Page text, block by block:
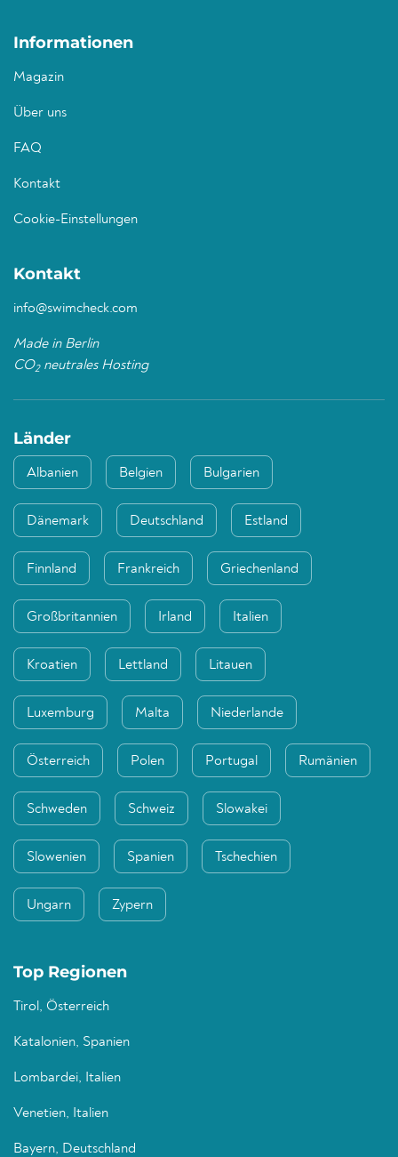
Informationen
Magazin
Über uns
FAQ
Kontakt
Cookie-Einstellungen
Kontakt
info@swimcheck.com
Made in Berlin
CO2neutrales Hosting
Länder
Albanien Belgien Bulgarien
Dänemark Deutschland Estland
Finnland Frankreich Griechenland
Großbritannien Irland Italien
Kroatien Lettland Litauen
Luxemburg Malta Niederlande
Österreich Polen Portugal Rumänien
Schweden Schweiz Slowakei
Slowenien Spanien Tschechien
Ungarn Zypern
Top Regionen
Tirol, Österreich
Katalonien, Spanien
Lombardei, Italien
Venetien, Italien
Bayern, Deutschland